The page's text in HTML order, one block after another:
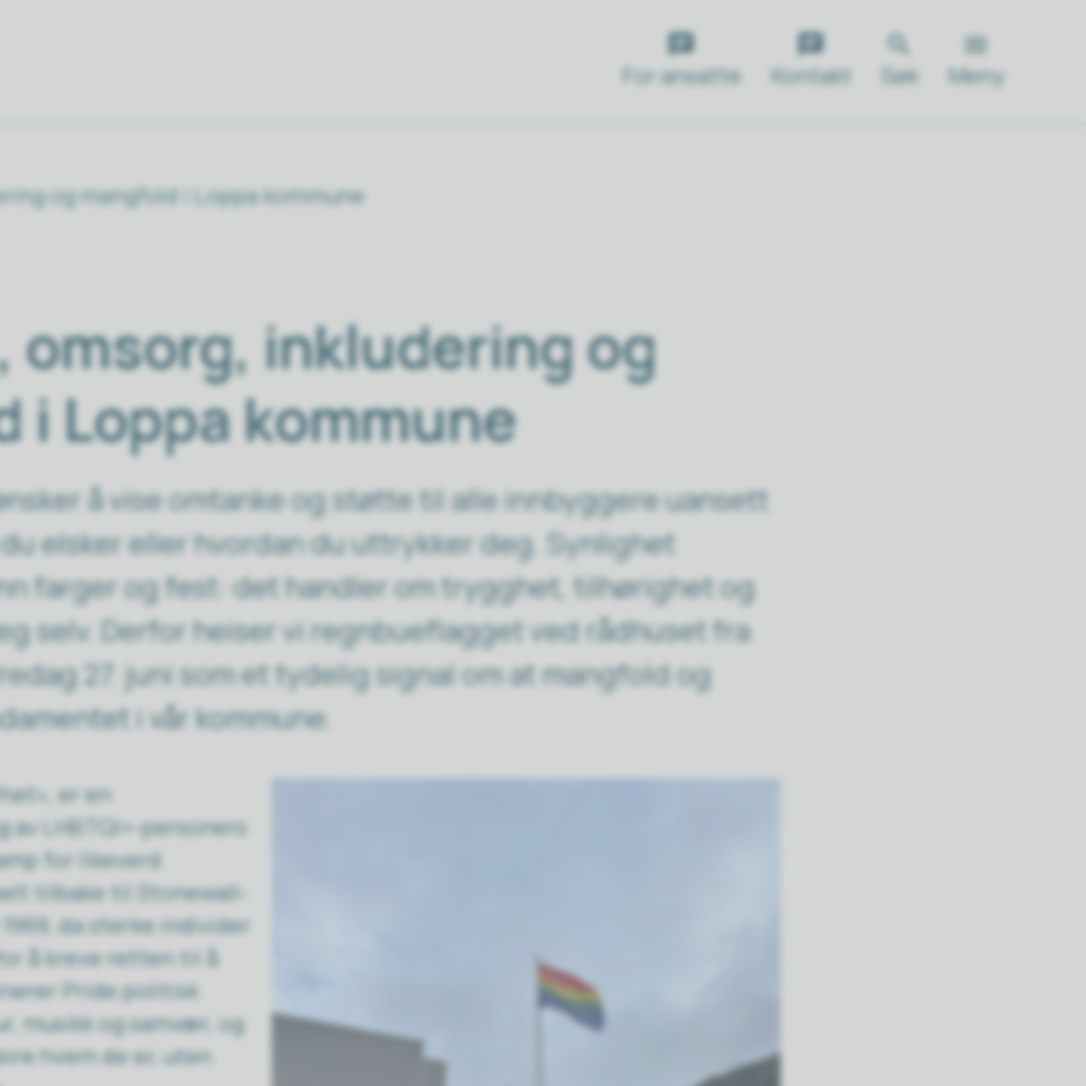
For ansatte Kontakt Søk Meny
og mangfold i Loppa kommune
inkludering og
i Loppa kommune
å vise omtanke og støtte til alle innbyggere uansett
elsker eller hvordan du uttrykker deg. Synlighet
farger og fest: det handler om trygghet, tilhørighet og
selv. Derfor heiser vi regnbueflagget ved rådhuset fra
27. juni som et tydelig signal om at mangfold og
i vår kommune.
er en
LHBTQI+-personers
for likeverd.
tilbake til Stonewall-
da sterke individer
å kreve retten til å
Pride politisk
musikk og samvær, og
hvem de er, uten